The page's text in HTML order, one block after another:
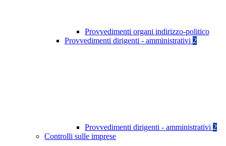
Provvedimenti organi indirizzo-politico
Provvedimenti dirigenti - amministrativi 2
Provvedimenti dirigenti - amministrativi 2
Controlli sulle imprese